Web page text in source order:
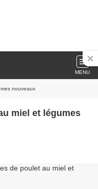
MENU
nouveaux
miel et légumes